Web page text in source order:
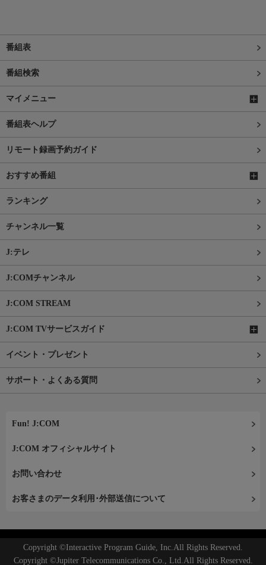
番組表
番組検索
マイメニュー
番組表ヘルプ
リモート録画予約ガイド
おすすめ番組
ランキング
チャンネル一覧
J:テレ
J:COMチャンネル
J:COM STREAM
J:COM TVサービスガイド
イベント・プレゼント
サポート・よくある質問
Fun! J:COM
J:COM オフィシャルサイト
お問い合わせ
お客さまのデータ利用･外部送信について
Copyright ©Interactive Program Guide, Inc.All Rights Reserved.
Copyright ©Jupiter Telecommunications Co., Ltd.All Rights Reserved.